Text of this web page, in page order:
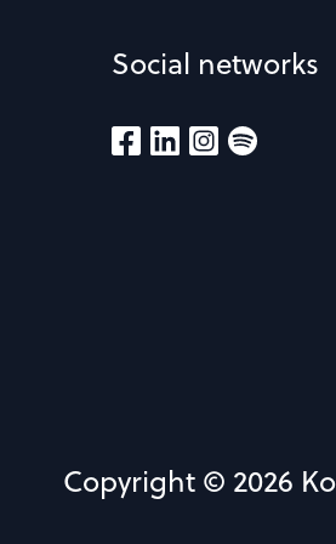
Social networks
Copyright © 2026